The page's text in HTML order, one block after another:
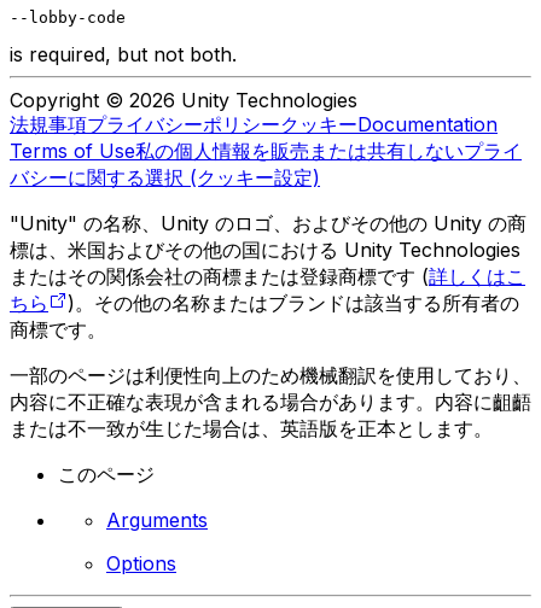
--lobby-code
is required, but not both.
Copyright © 2026 Unity Technologies
法規事項プライバシーポリシークッキーDocumentation
Terms of Use私の個人情報を販売または共有しないプライ
バシーに関する選択 (クッキー設定)
"Unity" の名称、Unity のロゴ、およびその他の Unity の商
標は、米国およびその他の国における Unity Technologies
またはその関係会社の商標または登録商標です (詳しくはこ
ちら
)。その他の名称またはブランドは該当する所有者の
商標です。
一部のページは利便性向上のため機械翻訳を使用しており、
内容に不正確な表現が含まれる場合があります。内容に齟齬
または不一致が生じた場合は、英語版を正本とします。
このページ
Arguments
Options